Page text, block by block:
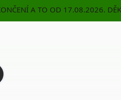
A TO OD 17.08.2026.